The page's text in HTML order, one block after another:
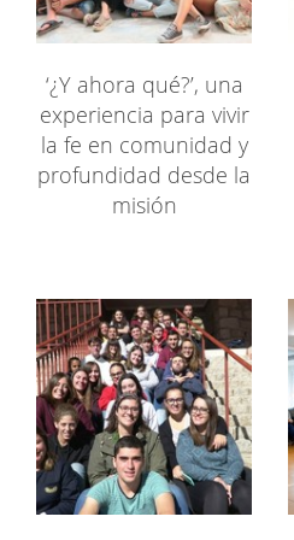
‘¿Y ahora qué?’, una
experiencia para vivir
la fe en comunidad y
profundidad desde la
misión